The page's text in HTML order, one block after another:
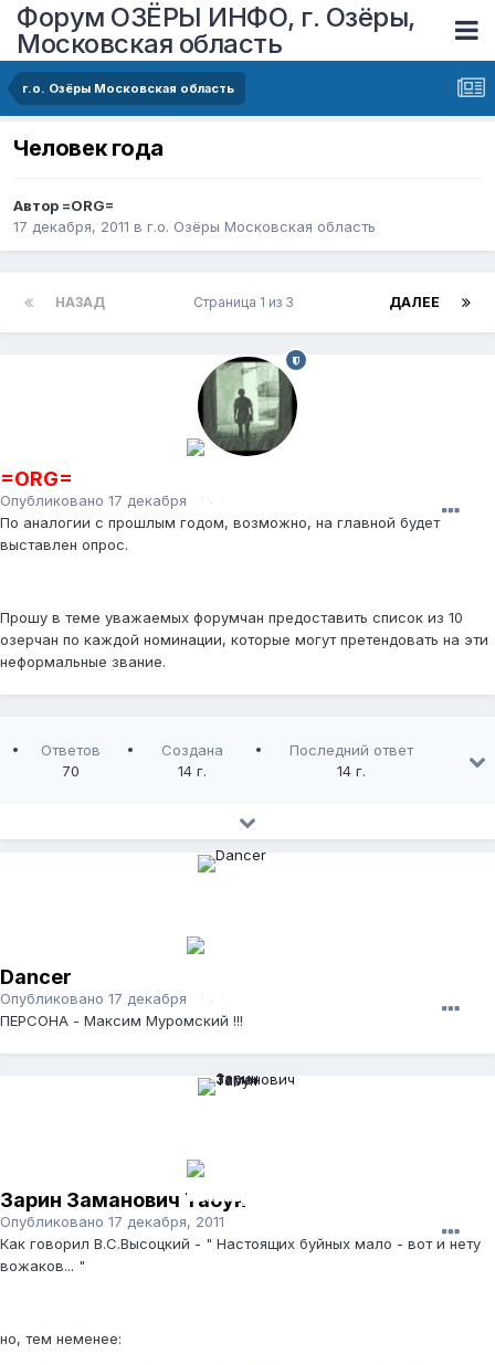
Форум ОЗЁРЫ ИНФО, г. Озёры,
Московская область
г.о. Озёры Московская область
Человек года
Автор =ORG=
17 декабря, 2011 в г.о. Озёры Московская область
НАЗАД ДАЛЕЕ
Страница 1 из 3
=ORG=
Опубликовано 17 декабря, 2011
По аналогии с прошлым годом, возможно, на главной будет
выставлен опрос.
Прошу в теме уважаемых форумчан предоставить список из 10
озерчан по каждой номинации, которые могут претендовать на эти
неформальные звание.
Ответов
70
Создана
14 г.
Последний ответ
14 г.
Dancer
Опубликовано 17 декабря, 2011
ПЕРСОНА - Максим Муромский !!!
Зарин Заманович Табун
Опубликовано 17 декабря, 2011
Как говорил В.С.Высоцкий - " Настоящих буйных мало - вот и нету
вожаков... "
но, тем неменее: